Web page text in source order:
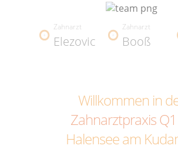
Zahnarzt
Elezovic
Zahnarzt
Booß
Willkommen in
Zahnarztpraxis
Halensee am